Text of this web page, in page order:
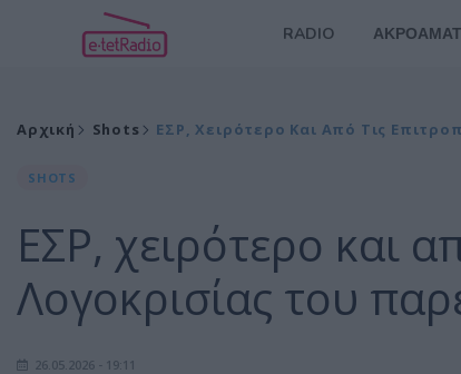
RADIO
Αρχική Shots ΕΣΡ, Χειρότερο Και Από Τις
SHOTS
ΕΣΡ, χειρότερο και
Λογοκρισίας του
26.05.2026 - 19:11